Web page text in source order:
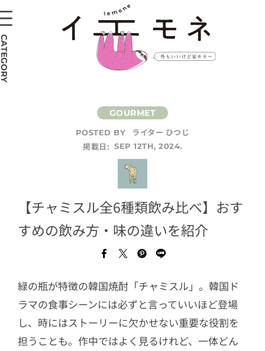
POSTED BY
ライター ひつじ
掲載日: SEP 12TH, 2024.
【チャミスル全6種類飲み比べ】おす
すめの飲み方・味の違いを紹介
緑の瓶が特徴の韓国焼酎「チャミスル」。韓国ド
ラマの食事シーンには必ずと言っていいほど登場
し、時にはストーリーに欠かせない重要な役割を
担うことも。作中ではよく見るけれど、一体どん